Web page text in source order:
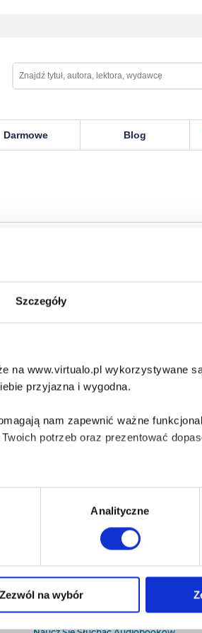
Szczegóły
na www.virtualo.pl wykorzystywane
przyjazna i wygodna.
nam zapewnić ważne
potrzeb oraz prezentować
i bezpiecznego działania serwisu -
jeśli jesteś naszym Użytkownikiem.
Analityczne
Zezwól na wybór
Darmowe Blog
Baza wiedzy
Który Format Ebooka Wybrać?